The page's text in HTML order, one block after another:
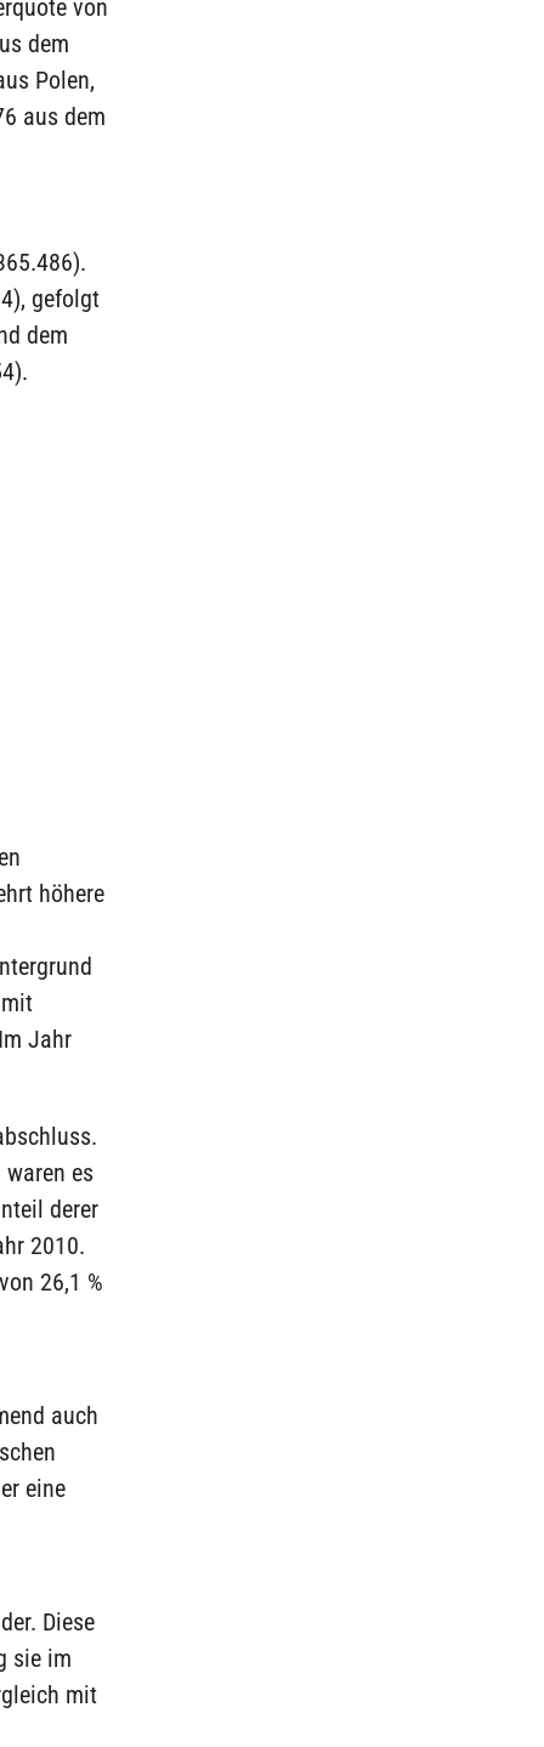
von
dem
Polen,
aus dem
gefolgt
dem
höhere
Jahr
es
derer
2010.
26,1 %
auch
eine
Diese
sie im
mit